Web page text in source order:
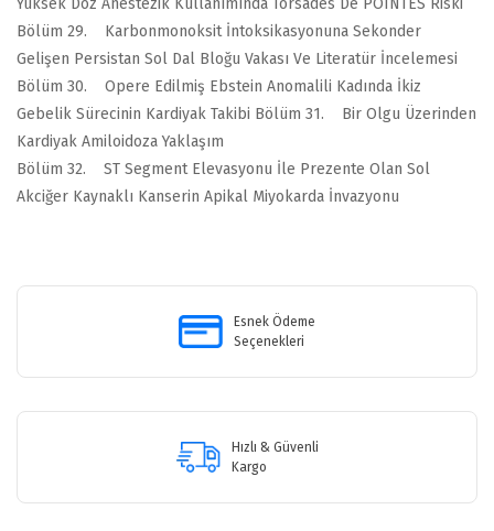
Bölüm 29. Karbonmonoksit İntoksikasyonuna Sekonder
Gelişen Persistan Sol Dal Bloğu Vakası Ve Literatür İncelemesi
Bölüm 30. Opere Edilmiş Ebstein Anomalili Kadında İkiz
Gebelik Sürecinin Kardiyak Takibi Bölüm 31. Bir Olgu Üzerinden
Kardiyak Amiloidoza Yaklaşım
Bölüm 32. ST Segment Elevasyonu İle Prezente Olan Sol
Akciğer Kaynaklı Kanserin Apikal Miyokarda İnvazyonu
Bu ürüne ilk yorumu siz yapın!
Görüş ve önerileriniz için teşekkür ederiz.
Ürün resmi kalitesiz, bozuk veya görüntülenemiyor.
Ürün fiyatı diğer sitelerden daha pahalı.
Esnek Ödeme
Seçenekleri
Hızlı & Güvenli
Kargo